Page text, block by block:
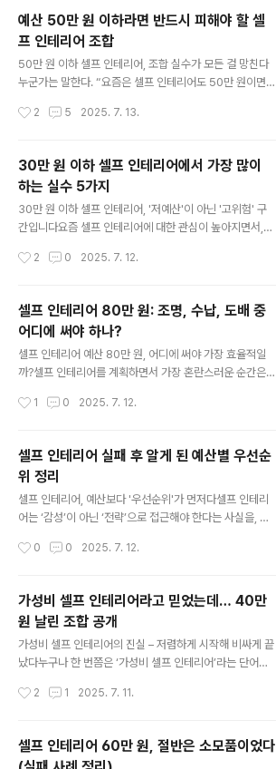
확히 말하면 70만 원이라는 예산을 들여, 내 공간을 '예쁘
게 바꾸는 것'만 생각했다.결과적으로 예쁜 공간은 완성됐
다.사진을 찍으면 그럴듯했고, 지인들이 와서도 “와, 호텔
같아”라는 말을 해줬다.하지만 정작 내가 그 공간에서 살기
시작했을 때, 진짜 불편함이 하나둘 쌓이기 시작했다.테이
러그는 청소가 너무 어렵고, 커튼은 여름에 햇빛을 막지 못
예산 50만 원 이하라면 반드시 피해야 할 셀
프 인테리어 조합
50만 원 이하 셀프 인테리어, 조합 실수가 모든 걸 망친다
누군가는 말한다. “요즘은 셀프 인테리어도 50만 원이면
원 인테리어 비포 애프터’라는 콘텐츠가 넘쳐나고, 실제로
지만 중요한 사실은, 그런 영상과 사진 속 공간은 기존의 구
조가 이미 갖춰져 있거나, 연출된 결과물이라는 점이다.나
는 실제로 예산 50만 원으로 셀프 인테리어를 시도했던 사
람이다.벽지 바꾸고, 커튼 사고, 러그 깔고, 가구도 하나 바
꾸면 뭔가 바뀔 줄 알았다.결과적으로 말하면, 분명히 돈은
추가 비용까지 들었다.문제는 예산 자체가 아니었다.50만
2 5 2025. 7. 13.
30만 원 이하 셀프 인테리어에서 가장 많이
하는 실수 5가지
30만 원 이하 셀프 인테리어, '저예산'이 아닌 '고위험' 구
간입니다요즘 셀프 인테리어에 대한 관심이 높아지면서,
많아졌다. 특히 30만 원 이하의 예산으로 셀프 인테리어를
키트’, ‘패브릭 소품 패키지’ 등이 넘쳐나고, 유튜브에는 10
만 원, 20만 원으로 완성했다는 콘텐츠가 인기다.나 역시
과거에 30만 원 예산으로 셀프 인테리어를 시도했던 경험
이 있다. 그런데 결과는 기대와 완전히 달랐다. 예산은 빠르
흔적과 다시 정리해야 할 숙제뿐이었다.실제로 30만 원 이
2 0 2025. 7. 12.
셀프 인테리어 80만 원: 조명, 수납, 도배 중
어디에 써야 하나?
셀프 인테리어 예산 80만 원, 어디에 써야 가장 효율적일
까?셀프 인테리어를 계획하면서 가장 혼란스러운 순간은
간이다. 전체 리모델링을 하기엔 부족하고, 부분 수리에만
부터 손봐야 할지 고민한다. 조명을 바꿀까? 도배를 새로
할까? 아니면 수납을 정리해서 공간을 넓혀볼까?나 역시
그런 고민을 하다가 막연하게 예산을 나눠 썼고, 그 결과는
만족도 반감과 추가 비용이라는 ‘이중고’로 이어졌다.셀프
인테리어의 핵심은 예산이 아니라 ‘우선순위’다.80만 원이
은 따로 있다.그리고 그 우선순위는 누구나 동일하지 않다.
1 0 2025. 7. 12.
셀프 인테리어 실패 후 알게 된 예산별 우선순
위 정리
셀프 인테리어, 예산보다 '우선순위'가 먼저다셀프 인테리
어는 ‘감성’이 아닌 ‘전략’으로 접근해야 한다는 사실을, 나
“예산만 잘 짜면 뭐든 다 가능하지 않을까?” 60만 원이든,
괜찮은 결과가 나올 거라 믿었다. 그래서 벽지, 가구, 조명,
러그, 소품까지 하나하나 직접 고르고 구매했다. 그러나 그
렇게 완성한 공간은 기능적으로 엉망이었고, 분위기 또한
내가 원하던 그 모습이 아니었다.예산 자체가 부족했던 것
이 아니다. 예산 안에서 ‘무엇을 먼저 바꿔야 하는지’, '어디
한 것이다. 즉, 셀프 인테리어에서 진짜 중요한 건 예산의
0 0 2025. 7. 12.
가성비 셀프 인테리어라고 믿었는데… 40만
원 날린 조합 공개
가성비 셀프 인테리어의 진실 – 저렴하게 시작해 비싸게 끝
났다누구나 한 번쯤은 ‘가성비 셀프 인테리어’라는 단어에
아래에서 커피 한 잔을 마시는 사진들. 유튜브에서는 ‘30
하나였다. 저렴한 비용으로 감각적인 공간을 만들 수 있다
2 1 2025. 7. 11.
셀프 인테리어 60만 원, 절반은 소모품이었다